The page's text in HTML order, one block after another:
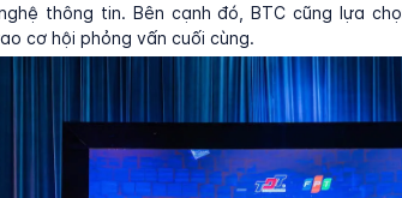
thông tin. Bên cạnh đó, BTC cũng lựa
cơ hội phỏng vấn cuối cùng.